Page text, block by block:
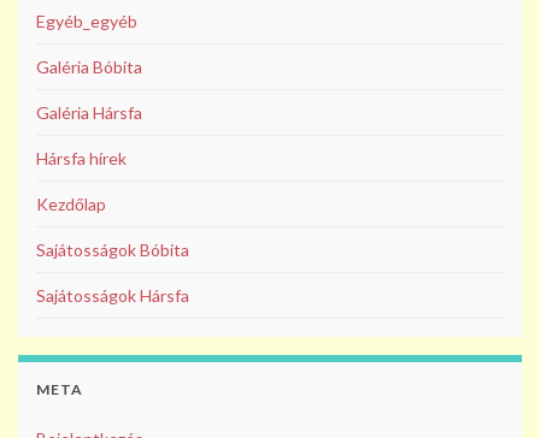
Egyéb_egyéb
Galéria Bóbita
Galéria Hársfa
Hársfa hírek
Kezdőlap
Sajátosságok Bóbita
Sajátosságok Hársfa
META